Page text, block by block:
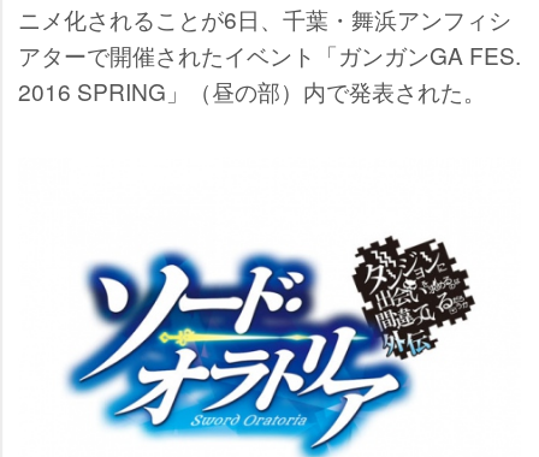
ニメ化されることが6日、千葉・舞浜アンフィシ
アターで開催されたイベント「ガンガンGA FES.
2016 SPRING」（昼の部）内で発表された。